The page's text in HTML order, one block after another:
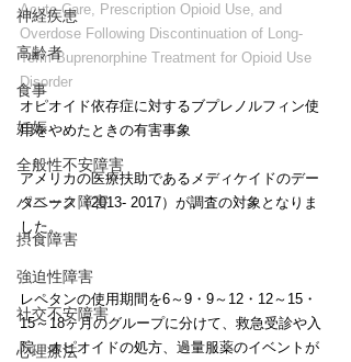
神経疾患
高齢者
食事
妊娠
全般性不安障害
パニック障害
摂食障害
強迫性障害
社交不安障害
心理療法
Acute Care, Prescription Opioid Use, and
Overdose Following Discontinuation of Long-
Term Buprenorphine Treatment for Opioid Use
Disorder
オピオイド依存症に対するブプレノルフィン使
用をやめたときの有害事象
アメリカの医療扶助であるメディケイドのデー
タベース（2013‐ 2017）が調査の対象となりま
した。
レペタンの使用期間を6～9・9～12・12～15・
15～18ヶ月のグループに分けて、救急受診や入
院、オピオイドの処方、過量服薬のイベントが